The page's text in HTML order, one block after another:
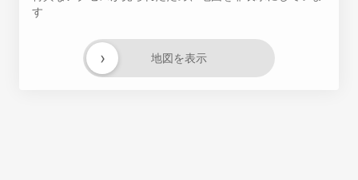
す
地図を表示
›